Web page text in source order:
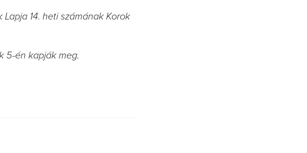
14. heti számának Korok
5-én kapják meg.